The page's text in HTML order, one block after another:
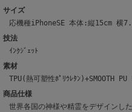
サイズ
応機種iPhoneSE 本体:縦15cm 横
技法
ｲﾝｸｼﾞｪｯﾄ
素材
TPU(熱可塑性ﾎﾟﾘｳﾚﾀﾝ)+SMOOTH PU
商品仕様
世界各国の神様や精霊をデザインした